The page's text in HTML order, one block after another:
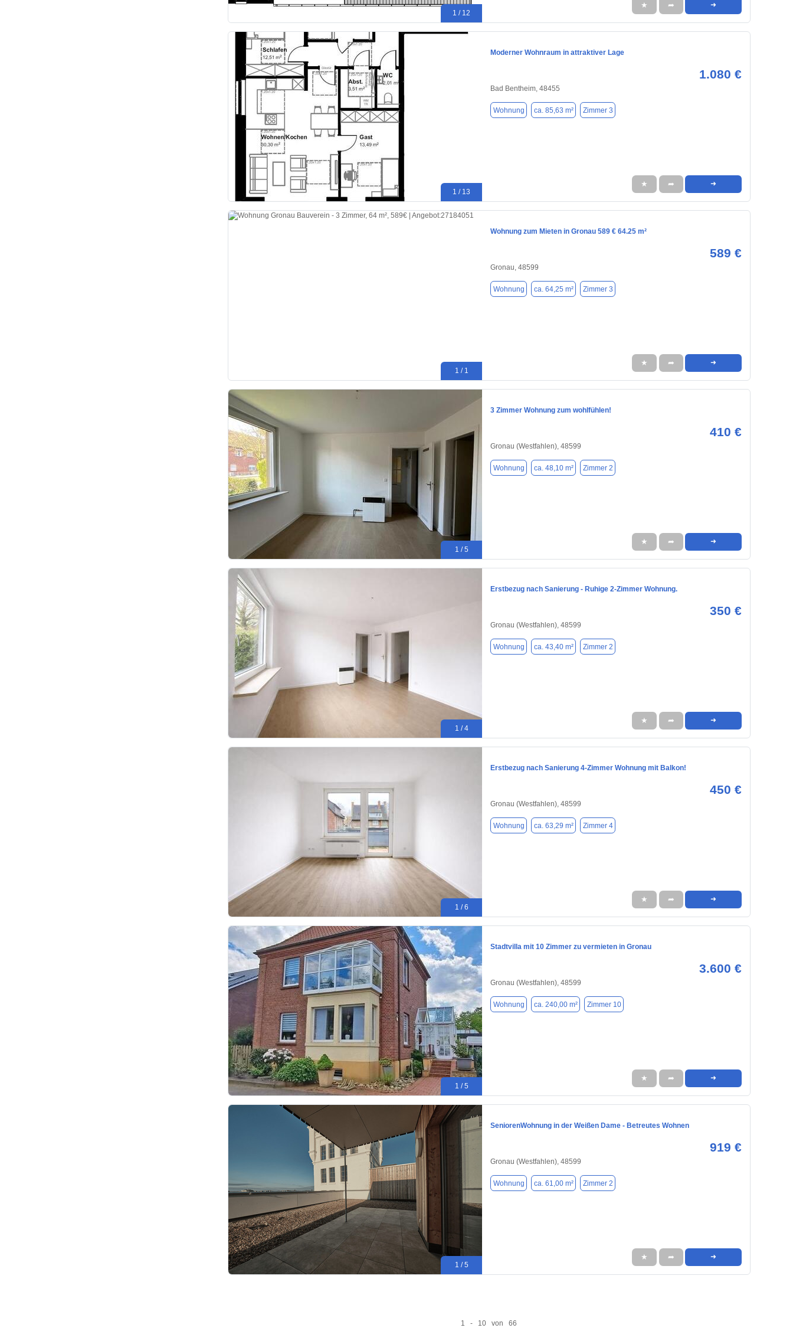
1 / 12
★ ➦ ➜
1 / 13
Moderner Wohnraum in attraktiver Lage
1.080 €
Bad Bentheim, 48455
Wohnung ca. 85,63 m² Zimmer 3
★ ➦ ➜
1 / 1
Wohnung zum Mieten in Gronau 589 € 64.25 m²
589 €
Gronau, 48599
Wohnung ca. 64,25 m² Zimmer 3
★ ➦ ➜
1 / 5
3 Zimmer Wohnung zum wohlfühlen!
410 €
Gronau (Westfahlen), 48599
Wohnung ca. 48,10 m² Zimmer 2
★ ➦ ➜
1 / 4
Erstbezug nach Sanierung - Ruhige 2-Zimmer Wohnung.
350 €
Gronau (Westfahlen), 48599
Wohnung ca. 43,40 m² Zimmer 2
★ ➦ ➜
1 / 6
Erstbezug nach Sanierung 4-Zimmer Wohnung mit Balkon!
450 €
Gronau (Westfahlen), 48599
Wohnung ca. 63,29 m² Zimmer 4
★ ➦ ➜
1 / 5
Stadtvilla mit 10 Zimmer zu vermieten in Gronau
3.600 €
Gronau (Westfahlen), 48599
Wohnung ca. 240,00 m² Zimmer 10
★ ➦ ➜
1 / 5
SeniorenWohnung in der Weißen Dame - Betreutes Wohnen
919 €
Gronau (Westfahlen), 48599
Wohnung ca. 61,00 m² Zimmer 2
★ ➦ ➜
1 - 10 von 66